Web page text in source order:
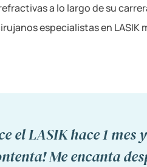
a lo largo de su
especialistas en LASIK
el LASIK hace 1 mes
Me encanta